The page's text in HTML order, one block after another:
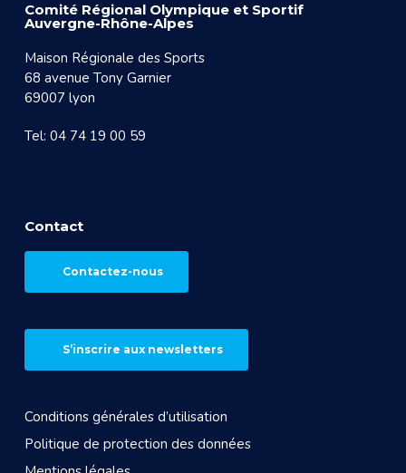
Comité Régional Olympique et Sportif
Auvergne-Rhône-Alpes
Maison Régionale des Sports
68 avenue Tony Garnier
69007 lyon
Tel: 04 74 19 00 59
Contact
Contactez-nous
S’inscrire aux newsletters
Conditions générales d’utilisation
Politique de protection des données